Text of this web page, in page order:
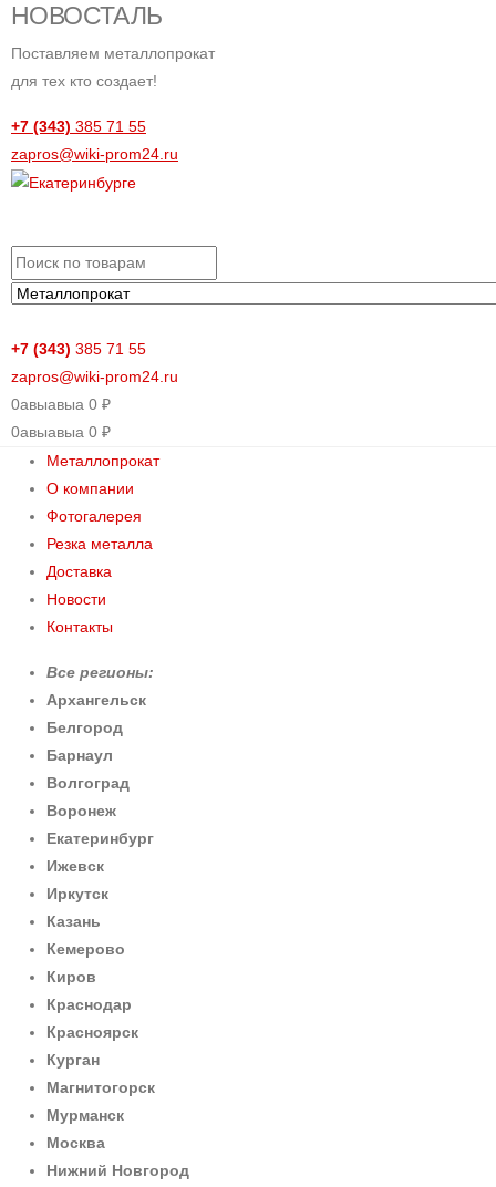
НОВОСТАЛЬ
Поставляем металлопрокат
для тех кто создает!
+7 (343) 385 71 55
zapros@wiki-prom24.ru
+7 (343) 385 71 55
zapros@wiki-prom24.ru
0авыавыа 0 ₽
0авыавыа 0 ₽
Металлопрокат
О компании
Фотогалерея
Резка металла
Доставка
Новости
Контакты
Все регионы:
Архангельск
Белгород
Барнаул
Волгоград
Воронеж
Екатеринбург
Ижевск
Иркутск
Казань
Кемерово
Киров
Краснодар
Красноярск
Курган
Магнитогорск
Мурманск
Москва
Нижний Новгород